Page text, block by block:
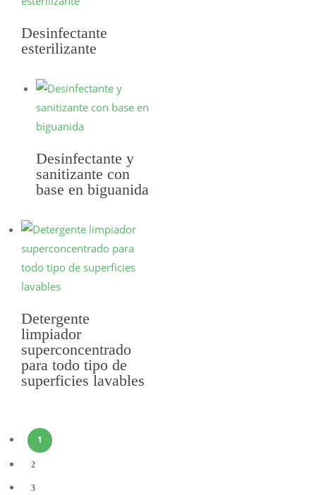
OPCIONES
Desinfectante
esterilizante
SELECCIONAR
Desinfectante y
sanitizante con
base en biguanida
SELECCIONAR
OPCIONES
Detergente
limpiador
superconcentrado
para todo tipo de
superficies lavables
1
2
3